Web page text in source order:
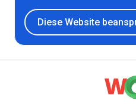
Diese Website